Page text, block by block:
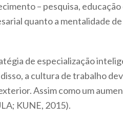
– pesquisa,
quanto a mentalidade
de especialização
a cultura de trabalho
Assim como um
KUNE, 2015).